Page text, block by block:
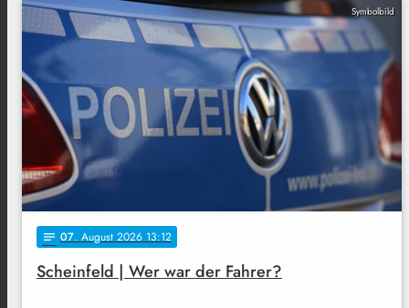
Symbolbild
notes 07. August 2026 13:12
Scheinfeld | Wer war der Fahrer?